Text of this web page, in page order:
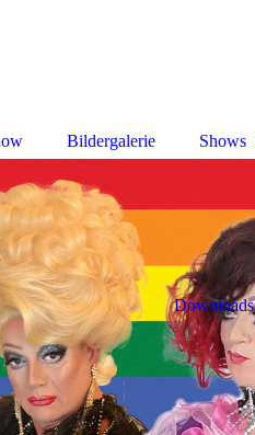
Bildergalerie Shows
Downloads